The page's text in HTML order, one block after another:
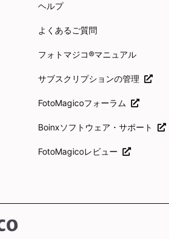
ヘルプ
よくあるご質問
フォトマジコ®マニュアル
サブスクリプションの管理
FotoMagicoフォーラム
Boinxソフトウェア・サポート
FotoMagicoレビュー